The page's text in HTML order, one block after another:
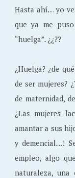
Hasta ahí… yo
que ya me
“huelga”. ¿¿??
¿Huelga? ¿de
de ser mujeres?
de maternidad,
¿Las mujeres
amantar a sus
y demencial…!
empleo, algo
naturaleza, una